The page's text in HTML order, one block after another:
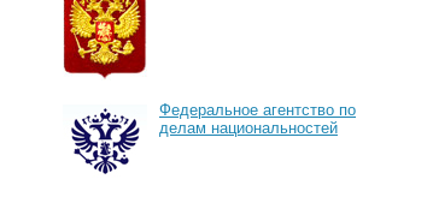
Федеральное агентство по
делам национальностей